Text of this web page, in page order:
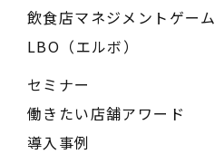
飲食店マネジメントゲーム
LBO（エルボ）
セミナー
働きたい店舗アワード
導入事例